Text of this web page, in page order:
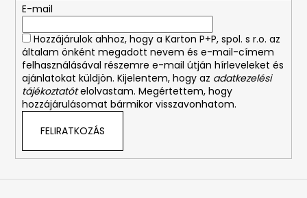
E-mail
Hozzájárulok ahhoz, hogy a Karton P+P, spol. s r.o. az
általam önként megadott nevem és e-mail-címem
felhasználásával részemre e-mail útján hírleveleket és
ajánlatokat küldjön. Kijelentem, hogy az adatkezelési
tájékoztatótelolvastam. Megértettem, hogy
hozzájárulásomat bármikor visszavonhatom.
FELIRATKOZÁS